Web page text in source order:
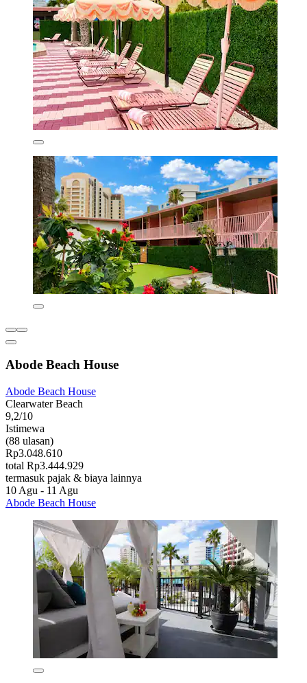
Abode Beach House
Abode Beach House
Clearwater Beach
9,2/10
Istimewa
(88 ulasan)
Rp3.048.610
total Rp3.444.929
termasuk pajak & biaya lainnya
10 Agu - 11 Agu
Abode Beach House